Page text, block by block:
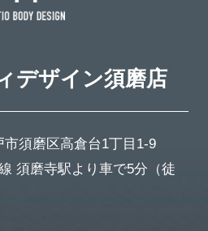
デザイン須磨店
市須磨区高倉台1丁目1-9
須磨寺駅より車で5分（徒